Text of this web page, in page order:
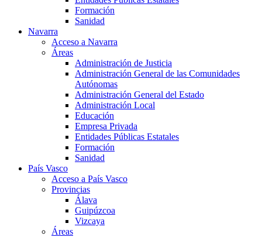
Formación
Sanidad
Navarra
Acceso a Navarra
Áreas
Administración de Justicia
Administración General de las Comunidades
Autónomas
Administración General del Estado
Administración Local
Educación
Empresa Privada
Entidades Públicas Estatales
Formación
Sanidad
País Vasco
Acceso a País Vasco
Provincias
Álava
Guipúzcoa
Vizcaya
Áreas